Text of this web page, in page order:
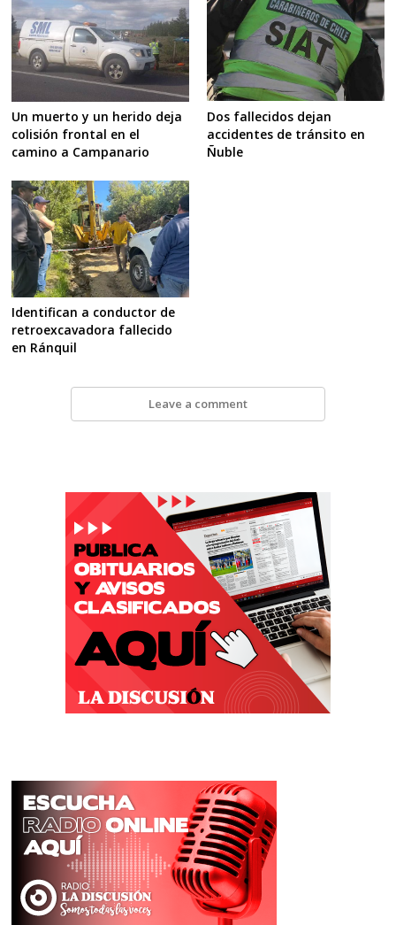
Un muerto y un herido deja
colisión frontal en el
camino a Campanario
Dos fallecidos dejan
accidentes de tránsito en
Ñuble
Identifican a conductor de
retroexcavadora fallecido
en Ránquil
Leave a comment